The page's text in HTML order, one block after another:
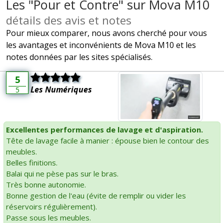
Les "Pour et Contre" sur Mova M10
détails des avis et notes
Pour mieux comparer, nous avons cherché pour vous
les avantages et inconvénients de Mova M10 et les
notes données par les sites spécialisés.
5
5 Les Numériques
Excellentes performances de lavage et d'aspiration.
Tête de lavage facile à manier : épouse bien le contour des
meubles.
Belles finitions.
Balai qui ne pèse pas sur le bras.
Très bonne autonomie.
Bonne gestion de l'eau (évite de remplir ou vider les
réservoirs régulièrement).
Passe sous les meubles.